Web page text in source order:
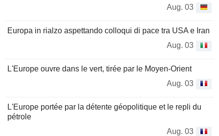
Aug. 03
Europa in rialzo aspettando colloqui di pace tra USA e Iran
Aug. 03
L'Europe ouvre dans le vert, tirée par le Moyen-Orient
Aug. 03
L'Europe portée par la détente géopolitique et le repli du
pétrole
Aug. 03